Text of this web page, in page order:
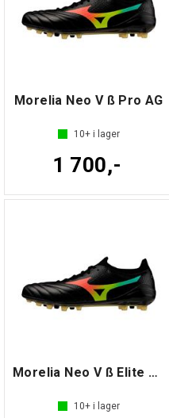
Morelia Neo V ß Pro AG
10+ i lager
1 700,-
Morelia Neo V ß Elite AG
10+ i lager